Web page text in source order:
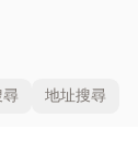
地址搜尋